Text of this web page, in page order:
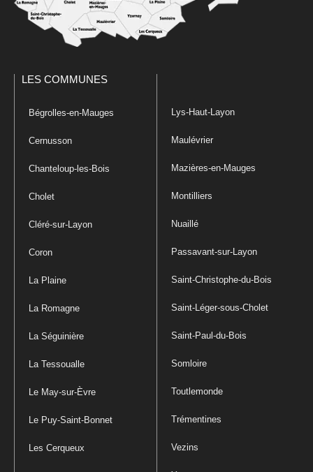
LES COMMUNES
Bégrolles-en-Mauges
Cernusson
Chanteloup-les-Bois
Cholet
Cléré-sur-Layon
Coron
La Plaine
La Romagne
La Séguinière
La Tessoualle
Le May-sur-Èvre
Le Puy-Saint-Bonnet
Les Cerqueux
Lys-Haut-Layon
Maulévrier
Mazières-en-Mauges
Montilliers
Nuaillé
Passavant-sur-Layon
Saint-Christophe-du-Bois
Saint-Léger-sous-Cholet
Saint-Paul-du-Bois
Somloire
Toutlemonde
Trémentines
Vezins